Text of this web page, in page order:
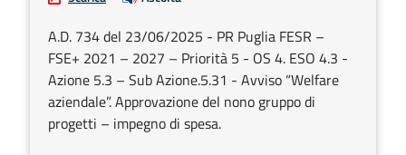
A.D. 734 del 23/06/2025 - PR Puglia FESR –
FSE+ 2021 – 2027 – Priorità 5 - OS 4. ESO 4.3 -
Azione 5.3 – Sub Azione.5.31 - Avviso “Welfare
aziendale”. Approvazione del nono gruppo di
progetti – impegno di spesa.